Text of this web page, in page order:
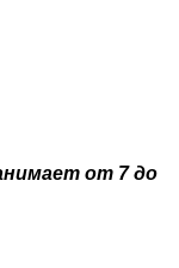
от 7 до